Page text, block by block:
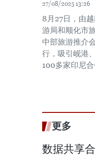
27/08/2025 13:26
8月27日，由
游局和顺化市
中部旅游推介
行，吸引岘港
100多家印尼合
更多
数据共享